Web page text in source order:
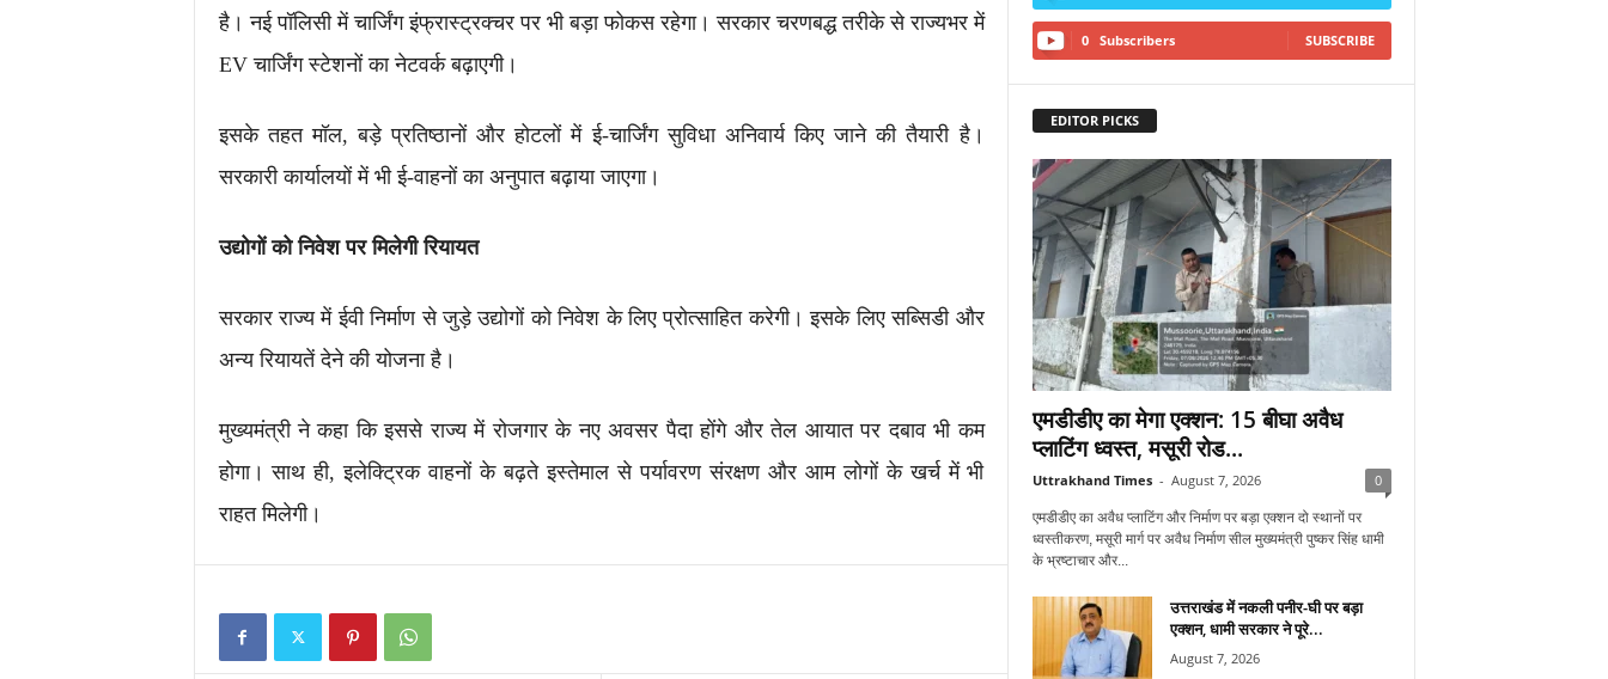
है। नई पॉलिसी में चार्जिंग इंफ्रास्ट्रक्चर पर भी बड़ा फोकस रहेगा। सरकार चरणबद्ध तरीके से राज्यभर में
EV चार्जिंग स्टेशनों का नेटवर्क बढ़ाएगी।
इसके तहत मॉल, बड़े प्रतिष्ठानों और होटलों में ई-चार्जिंग सुविधा अनिवार्य किए जाने की तैयारी है।
सरकारी कार्यालयों में भी ई-वाहनों का अनुपात बढ़ाया जाएगा।
उद्योगों को निवेश पर मिलेगी रियायत
सरकार राज्य में ईवी निर्माण से जुड़े उद्योगों को निवेश के लिए प्रोत्साहित करेगी। इसके लिए सब्सिडी और
अन्य रियायतें देने की योजना है।
मुख्यमंत्री ने कहा कि इससे राज्य में रोजगार के नए अवसर पैदा होंगे और तेल आयात पर दबाव भी कम
होगा। साथ ही, इलेक्ट्रिक वाहनों के बढ़ते इस्तेमाल से पर्यावरण संरक्षण और आम लोगों के खर्च में भी
राहत मिलेगी।
0 Subscribers SUBSCRIBE
EDITOR PICKS
एमडीडीए का मेगा एक्शन: 15 बीघा अवैध
प्लाटिंग ध्वस्त, मसूरी रोड...
Uttrakhand Times - August 7, 2026 0
एमडीडीए का अवैध प्लाटिंग और निर्माण पर बड़ा एक्शन दो स्थानों पर
ध्वस्तीकरण, मसूरी मार्ग पर अवैध निर्माण सील मुख्यमंत्री पुष्कर सिंह धामी
के भ्रष्टाचार और...
उत्तराखंड में नकली पनीर-घी पर बड़ा
एक्शन, धामी सरकार ने पूरे...
August 7, 2026